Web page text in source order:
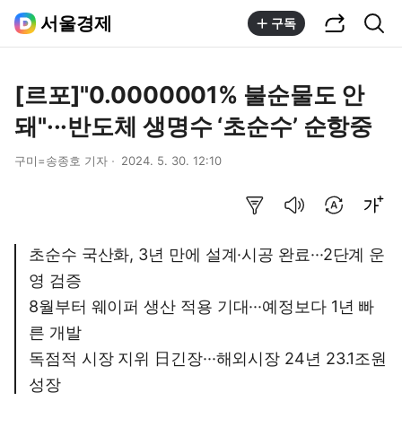
서울경제 구독
[르포]"0.0000001% 불순물도 안
돼"···반도체 생명수 ‘초순수’ 순항중
구미=송종호 기자 2024. 5. 30. 12:10
초순수 국산화, 3년 만에 설계·시공 완료···2단계 운
영 검증
8월부터 웨이퍼 생산 적용 기대···예정보다 1년 빠
른 개발
독점적 시장 지위 日긴장···해외시장 24년 23.1조원
성장